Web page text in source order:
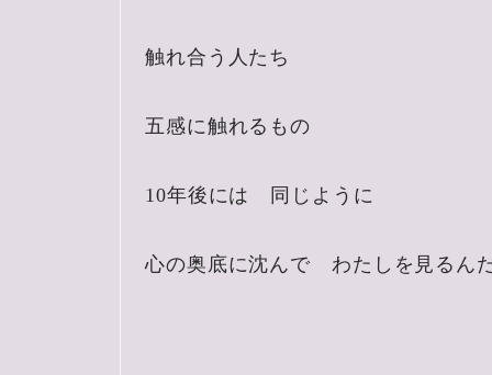
触れ合う人たち
五感に触れるもの
10年後には 同じように
心の奥底に沈んで わたしを見るん